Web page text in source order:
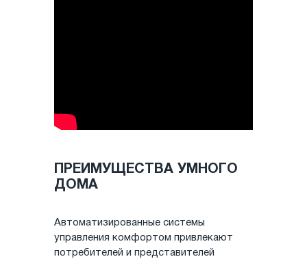
ПРЕИМУЩЕСТВА УМНОГО
ДОМА
Автоматизированные системы
управления комфортом привлекают
потребителей и представителей